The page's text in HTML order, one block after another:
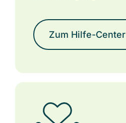
Zum Hilfe-Center